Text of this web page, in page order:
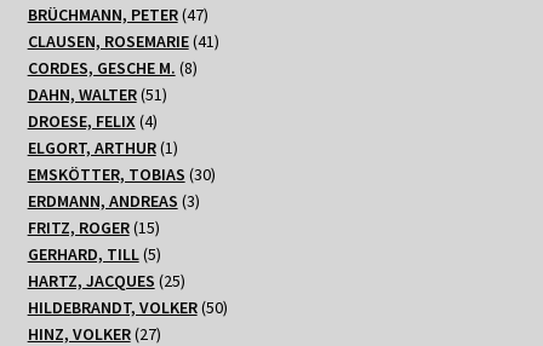
BRÜCHMANN, PETER 4747
Produkte
CLAUSEN, ROSEMARIE 4141
CORDES, GESCHE M. 88
DAHN, WALTER 5151
DROESE, FELIX 44
Produkte
ELGORT, ARTHUR 11
Produkt
EMSKÖTTER, TOBIAS 3030
ERDMANN, ANDREAS 33
FRITZ, ROGER 1515
Produkte
GERHARD, TILL 55
Produkte
HARTZ, JACQUES 2525
Produkte
HILDEBRANDT, VOLKER 5050
HINZ, VOLKER 2727